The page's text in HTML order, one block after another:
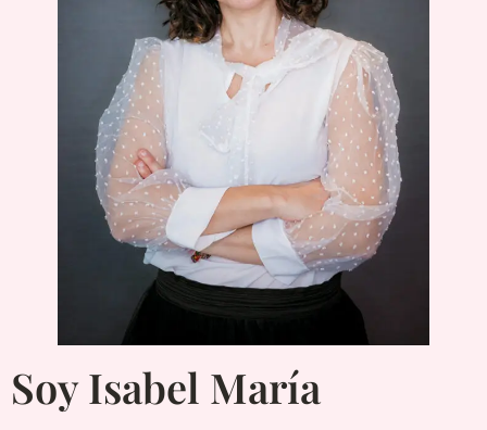
Soy Isabel María